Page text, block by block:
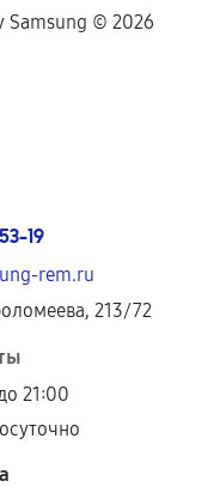
Samsung © 2026
19
rem.ru
213/72
21:00